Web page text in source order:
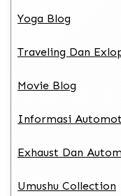
Yoga Blog
Traveling Dan
Movie Blog
Informasi
Exhaust Dan
Umushu Collection